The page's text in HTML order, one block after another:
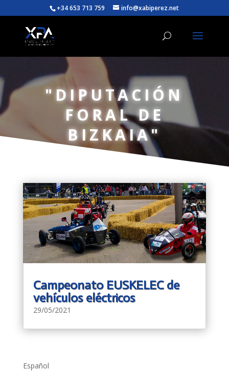
+34 653 713 759 info@xabiperez.net
"DIPUTACIÓN
FORAL DE
BIZKAIA"
Campeonato EUSKELEC de
vehículos eléctricos
29/05/2021
Español